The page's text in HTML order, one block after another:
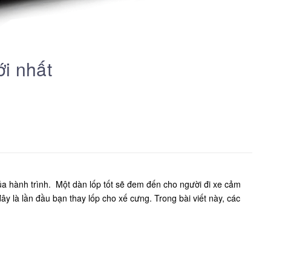
nhất
hành trình. Một dàn lốp tốt sẽ đem đến cho người đi xe cảm
là lần đầu bạn thay lốp cho xế cưng. Trong bài viết này, các